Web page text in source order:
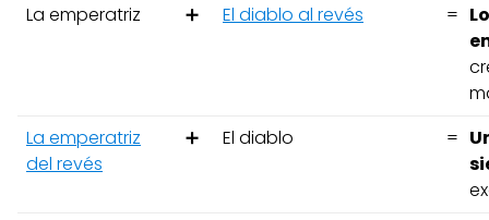
La emperatriz ➕ El diablo al revés =
La emperatriz
del revés
➕ El diablo =